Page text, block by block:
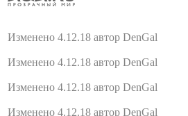
Изменено 4.12.18 автор DenGal
Изменено 4.12.18 автор DenGal
Изменено 4.12.18 автор DenGal
Изменено 4.12.18 автор DenGal